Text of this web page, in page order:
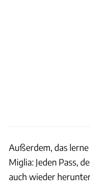
Außerdem, das
Miglia: Jeden Pass,
auch wieder